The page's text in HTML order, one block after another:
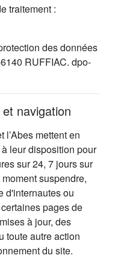
traitement :
des données
RUFFIAC. dpo-
navigation
l’Abes mettent en
leur disposition pour
sur 24, 7 jours sur
suspendre,
d'internautes ou
pages de
à jour, des
toute autre action
du site.